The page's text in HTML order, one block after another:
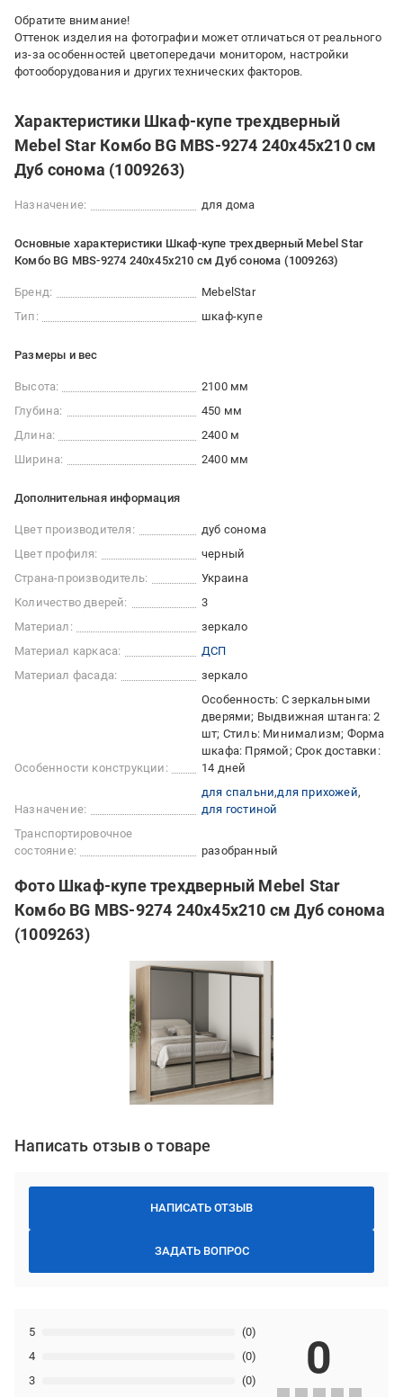
Обратите внимание!
Оттенок изделия на фотографии может отличаться от реального
из-за особенностей цветопередачи монитором, настройки
фотооборудования и других технических факторов.
Характеристики Шкаф-купе трехдверный
Mebel Star Комбо BG MBS-9274 240х45х210 см
Дуб сонома (1009263)
Назначение: для дома
Основные характеристики Шкаф-купе трехдверный Mebel Star
Комбо BG MBS-9274 240х45х210 см Дуб сонома (1009263)
Бренд:
MebelStar
Тип:
шкаф-купе
Размеры и вес
Высота:
2100 мм
Глубина:
450 мм
Длина:
2400 м
Ширина:
2400 мм
Дополнительная информация
Цвет производителя:
дуб сонома
Цвет профиля:
черный
Страна-производитель:
Украина
Количество дверей:
3
Материал:
зеркало
Материал каркаса:
ДСП
Материал фасада:
зеркало
Особенности конструкции:
Особенность: С зеркальными
дверями; Выдвижная штанга: 2
шт; Стиль: Минимализм; Форма
шкафа: Прямой; Срок доставки:
14 дней
Назначение:
для спальни для прихожей
для гостиной
Транспортировочное
состояние:
разобранный
Фото Шкаф-купе трехдверный Mebel Star
Комбо BG MBS-9274 240х45х210 см Дуб сонома
(1009263)
Написать отзыв о товаре
НАПИСАТЬ ОТЗЫВ
ЗАДАТЬ ВОПРОС
3 (0)
4 (0)
5 (0)
0